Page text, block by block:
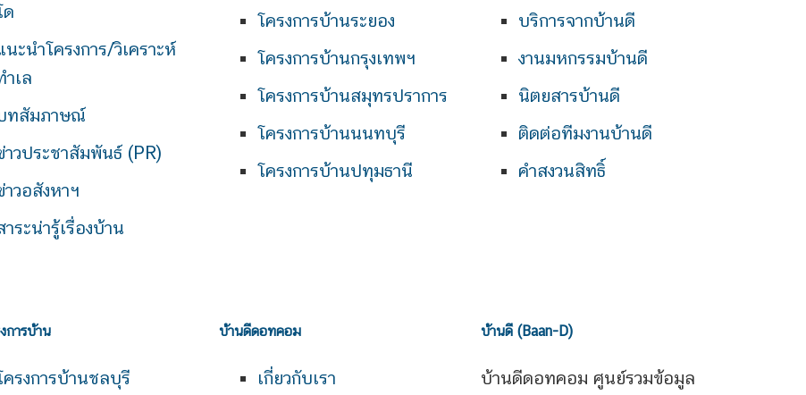
ด
นะนำโครงการ/วิเคราะห์
ำเล
ทสัมภาษณ์
าวประชาสัมพันธ์ (PR)
าวอสังหาฯ
าระน่ารู้เรื่องบ้าน
โครงการบ้านระยอง
โครงการบ้านกรุงเทพฯ
โครงการบ้านสมุทรปราการ
โครงการบ้านนนทบุรี
โครงการบ้านปทุมธานี
บริการจากบ้านดี
งานมหกรรมบ้านดี
นิตยสารบ้านดี
ติดต่อทีมงานบ้านดี
คำสงวนสิทธิ์
การบ้าน
ครงการบ้านชลบุรี
บ้านดีดอทคอม
เกี่ยวกับเรา
บ้านดี (Baan-D)
บ้านดีดอทคอม ศูนย์รวมข้อมูล